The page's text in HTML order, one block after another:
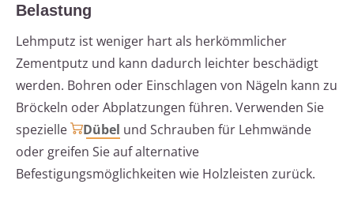
Belastung
Lehmputz ist weniger hart als herkömmlicher
Zementputz und kann dadurch leichter beschädigt
werden. Bohren oder Einschlagen von Nägeln kann zu
Bröckeln oder Abplatzungen führen. Verwenden Sie
spezielle
Dübel und Schrauben für Lehmwände
oder greifen Sie auf alternative
Befestigungsmöglichkeiten wie Holzleisten zurück.